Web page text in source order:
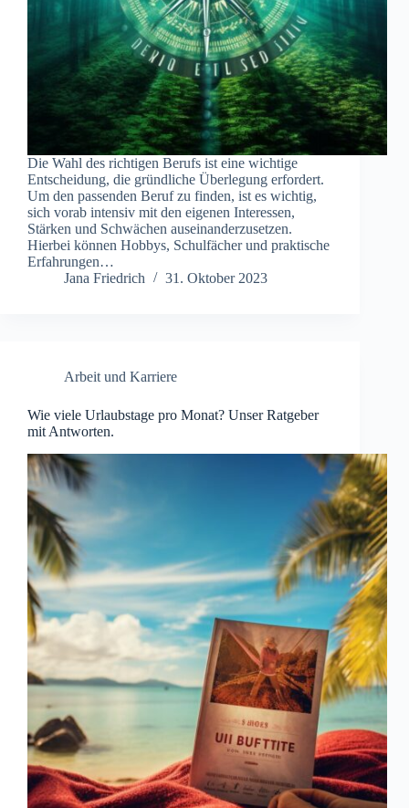
Die Wahl des richtigen Berufs ist eine wichtige
Entscheidung, die gründliche Überlegung erfordert.
Um den passenden Beruf zu finden, ist es wichtig,
sich vorab intensiv mit den eigenen Interessen,
Stärken und Schwächen auseinanderzusetzen.
Hierbei können Hobbys, Schulfächer und praktische
Erfahrungen…
Jana Friedrich
31. Oktober 2023
Arbeit und Karriere
Wie viele Urlaubstage pro Monat? Unser Ratgeber
mit Antworten.